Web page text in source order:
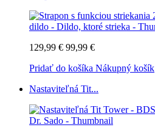
129,99 € 99,99 €
Pridať do košíka Nákupný košík
Nastaviteľná Tit...